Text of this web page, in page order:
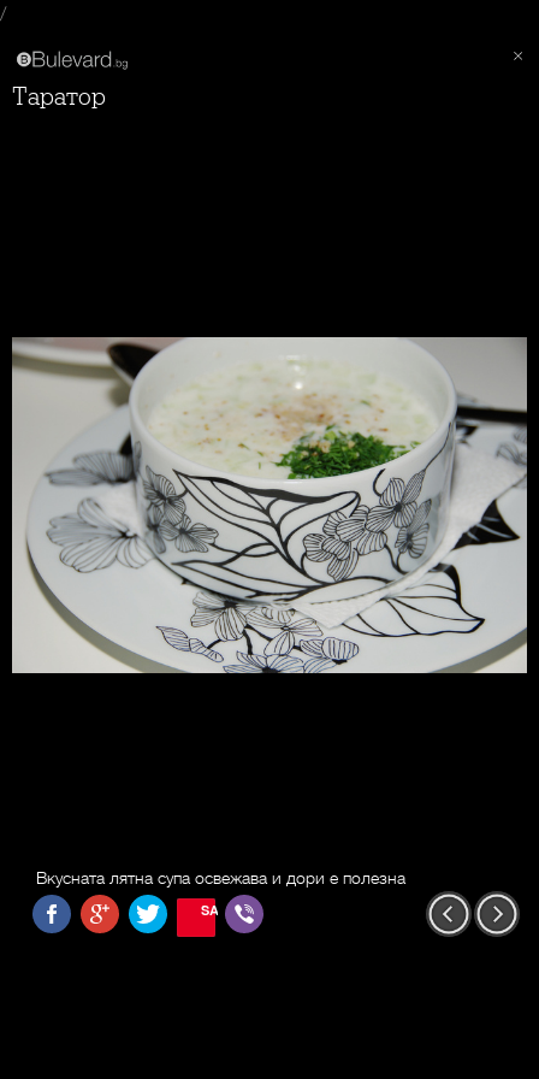
/
Таратор
Вкусната лятна супа освежава и дори е полезна
SAVE